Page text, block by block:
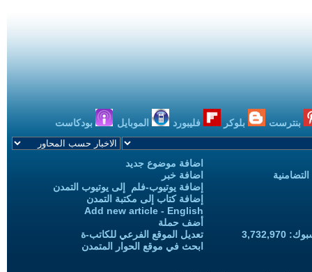
بنترست بلوكر فليبورد الموبايل بودكاست
اضافة موضوع جديد
اضافة خبر
إضافة يوتيوب-فلم إلى يوتيوب التمدن
إضافة كتاب إلى مكتبة التمدن
Add new article - English
أضف حملة
تعديل الموقع الفرعي للكاتب-ة
ابحث في موقع الحوار المتمدن